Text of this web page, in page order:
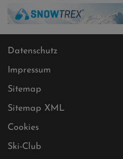
Datenschutz
Impressum
Sitemap
Sitemap XML
Cookies
Ski-Club